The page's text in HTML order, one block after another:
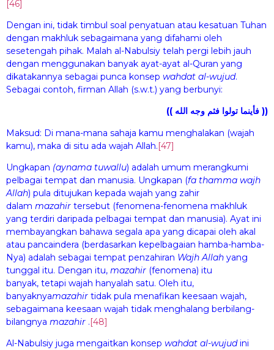
[46]
Dengan ini, tidak timbul soal penyatuan atau kesatuan Tuhan
dengan makhluk sebagaimana yang difahami oleh
sesetengah pihak. Malah al-Nabulsiy telah pergi lebih jauh
dengan menggunakan banyak ayat-ayat al-Quran yang
dikatakannya sebagai punca konsep wahdat al-wujud.
Sebagai contoh, firman Allah (s.w.t.) yang berbunyi:
(( فأينما تولوا فثم وجه الله ))
Maksud: Di mana-mana sahaja kamu menghalakan (wajah
kamu), maka di situ ada wajah Allah.[47]
Ungkapan (aynama tuwallu) adalah umum merangkumi
pelbagai tempat dan manusia. Ungkapan (fa thamma wajh
Allah) pula ditujukan kepada wajah yang zahir
dalam mazahir tersebut (fenomena-fenomena makhluk
yang terdiri daripada pelbagai tempat dan manusia). Ayat ini
membayangkan bahawa segala apa yang dicapai oleh akal
atau pancaindera (berdasarkan kepelbagaian hamba-hamba-
Nya) adalah sebagai tempat penzahiran Wajh Allah yang
tunggal itu. Dengan itu, mazahir (fenomena) itu
banyak, tetapi wajah hanyalah satu. Oleh itu,
banyaknyamazahir tidak pula menafikan keesaan wajah,
sebagaimana keesaan wajah tidak menghalang berbilang-
bilangnya mazahir .[48]
Al-Nabulsiy juga mengaitkan konsep wahdat al-wujud ini